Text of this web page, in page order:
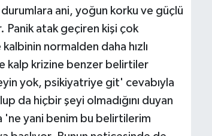
ani, yoğun korku ve güçlü
Panik atak geçiren kişi çok
normalden daha hızlı
kalp krizine benzer belirtiler
yok, psikiyatriye git' cevabıyla
da hiçbir şeyi olmadığını duyan
'ne yani benim bu belirtilerim